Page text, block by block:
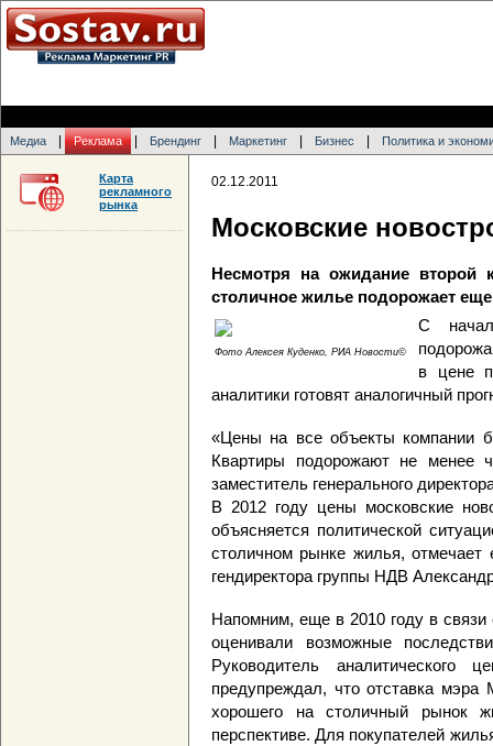
Медиа Реклама Брендинг Маркетинг Бизнес Политика и
02.12.2011
Московские
Несмотря на ожидание второй
столичное жилье подорожает еще
Фото Алексея Куденко, РИА Новости©
С
в цене
аналитики готовят аналогичный
«Цены на все объекты компании
Квартиры подорожают не
заместитель генерального
В 2012 году цены московские
объясняется политической
столичном рынке жилья, отмечает
гендиректора группы НДВ
Напомним, еще в 2010 году в связи
оценивали возможные
Руководитель
предупреждал, что отставка
хорошего на столичный рынок
перспективе. Для покупателей
Карта
рекламного
рынка